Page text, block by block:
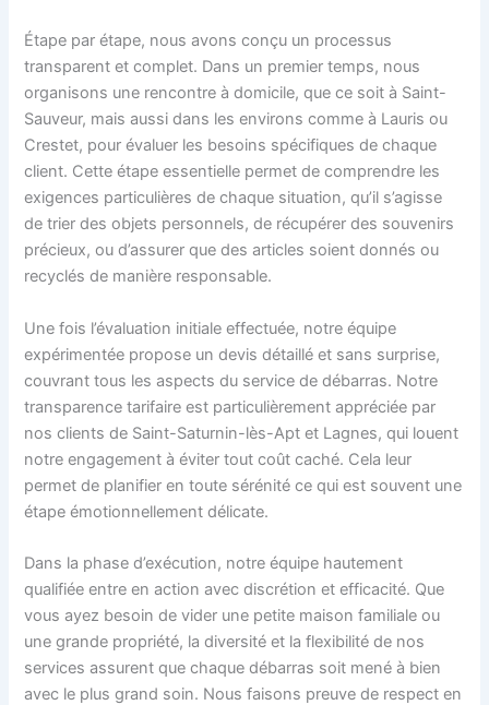
Étape par étape, nous avons conçu un processus
transparent et complet. Dans un premier temps, nous
organisons une rencontre à domicile, que ce soit à Saint-
Sauveur, mais aussi dans les environs comme à Lauris ou
Crestet, pour évaluer les besoins spécifiques de chaque
client. Cette étape essentielle permet de comprendre les
exigences particulières de chaque situation, qu’il s’agisse
de trier des objets personnels, de récupérer des souvenirs
précieux, ou d’assurer que des articles soient donnés ou
recyclés de manière responsable.
Une fois l’évaluation initiale effectuée, notre équipe
expérimentée propose un devis détaillé et sans surprise,
couvrant tous les aspects du service de débarras. Notre
transparence tarifaire est particulièrement appréciée par
nos clients de Saint-Saturnin-lès-Apt et Lagnes, qui louent
notre engagement à éviter tout coût caché. Cela leur
permet de planifier en toute sérénité ce qui est souvent une
étape émotionnellement délicate.
Dans la phase d’exécution, notre équipe hautement
qualifiée entre en action avec discrétion et efficacité. Que
vous ayez besoin de vider une petite maison familiale ou
une grande propriété, la diversité et la flexibilité de nos
services assurent que chaque débarras soit mené à bien
avec le plus grand soin. Nous faisons preuve de respect en